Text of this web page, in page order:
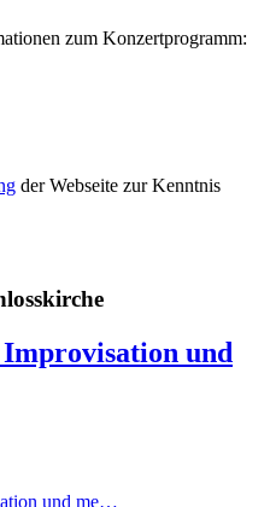
zum Konzertprogramm:
der Webseite zur Kenntnis
und